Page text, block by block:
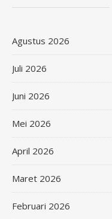
Agustus 2026
Juli 2026
Juni 2026
Mei 2026
April 2026
Maret 2026
Februari 2026